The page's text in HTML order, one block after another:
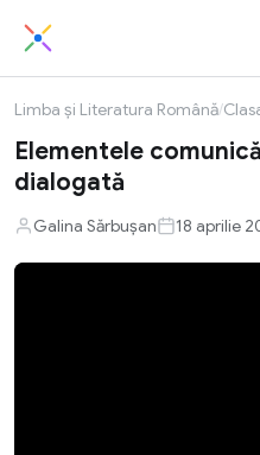
Limba și Literatura Română/
Elementele
dialogată
Galina Sărbușan 18 aprilie